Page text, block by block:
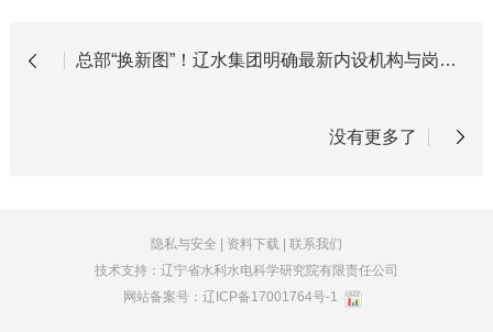
总部“换新图”！辽水集团明确最新内设机构与岗位职责
没有更多了
隐私与安全 资料下载|
联系我们
技术支持：辽宁省水利水电科学研究院有限责任公司
网站备案号：辽ICP备17001764号-1